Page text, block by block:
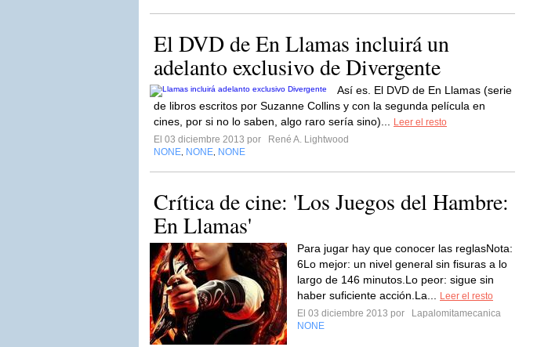
El DVD de En Llamas incluirá un
adelanto exclusivo de Divergente
Así es. El DVD de En Llamas (serie
de libros escritos por Suzanne Collins y con la segunda película en
cines, por si no lo saben, algo raro sería sino)...
Leer el resto
El 03 diciembre 2013 por
René A. Lightwood
NONE NONE NONE
Crítica de cine: 'Los Juegos del Hambre:
En Llamas'
Para jugar hay que conocer las reglasNota:
6Lo mejor: un nivel general sin fisuras a lo
largo de 146 minutos.Lo peor: sigue sin
haber suficiente acción.La...
Leer el resto
El 03 diciembre 2013 por
Lapalomitamecanica
NONE